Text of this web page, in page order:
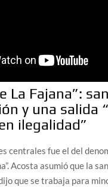
La Fajana”:
y una salida
ilegalidad”
centrales fue el del
Acosta asumió que la
que se trabaja para